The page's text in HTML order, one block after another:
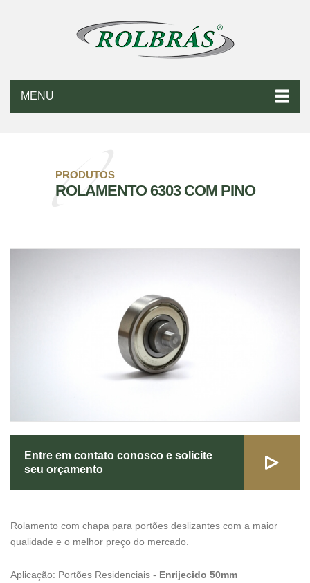
MENU
PRODUTOS
ROLAMENTO 6303 COM PINO
Entre em contato conosco e solicite
seu orçamento
Rolamento com chapa para portões deslizantes com a maior
qualidade e o melhor preço do mercado.
Aplicação: Portões Residenciais - Enrijecido 50mm